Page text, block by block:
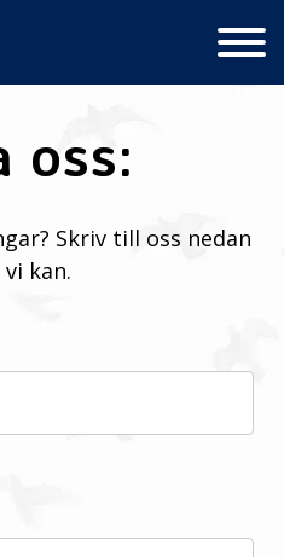
oss:
Skriv till oss nedan
kan.